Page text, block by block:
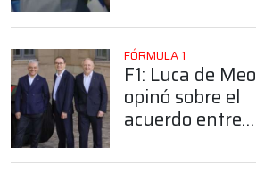
con Colapinto y
Enzo Fernández
en la previa al
Mundial
FÓRMULA 1
F1: Luca de Meo
opinó sobre el
acuerdo entre
¿Qué dijo?